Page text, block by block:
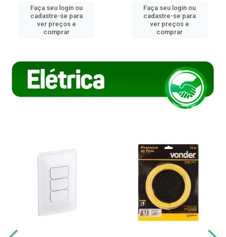
Faça seu login ou
cadastre-se para
ver preços e
comprar
Faça seu login ou
cadastre-se para
ver preços e
comprar